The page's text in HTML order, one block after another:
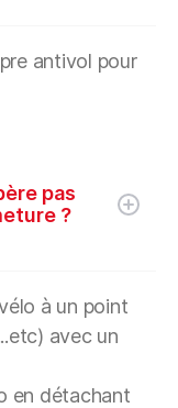
antivol pour
pas
?
à un point
avec un
en détachant